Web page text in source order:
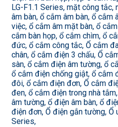
LG-F1.1 Series, mặt công
âm bàn, ổ cắm âm bàn, ổ cắm
việc, ổ cắm âm mặt bàn, ổ
cắm bàn họp, ổ cắm chìm, ổ
đức, ổ cắm công tắc, Ổ cắm
chân, ổ cắm điện 3 chấu, Ổ
sàn, ổ cắm điện âm tường, ổ
ổ cắm điện chống giật, ổ cắm
đôi, ổ cắm điện đơn, Ổ cắm
đen, ổ cắm điện trong nhà
âm tường, ổ điện âm bàn, ổ
điện đơn, Ổ điện gắn tường, Ổ
Series,